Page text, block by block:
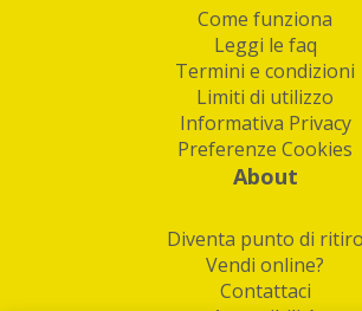
Come funziona
Leggi le faq
Termini e condizioni
Limiti di utilizzo
Informativa Privacy
Preferenze Cookies
About
Diventa punto di ritiro
Vendi online?
Contattaci